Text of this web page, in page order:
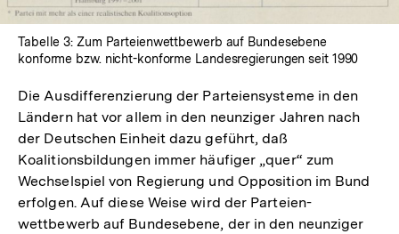
Tabelle 3: Zum Parteienwettbewerb auf Bundesebene
konforme bzw. nicht-konforme Landesregierungen seit 1990
Die Ausdifferenzierung der Parteiensysteme in den
Ländern hat vor allem in den neunziger Jahren nach
der Deutschen Einheit dazu geführt, daß
Koalitionsbildungen immer häufiger „quer“ zum
Wechselspiel von Regierung und Opposition im Bund
erfolgen. Auf diese Weise wird der Parteien-
wettbewerb auf Bundesebene, der in den neunziger